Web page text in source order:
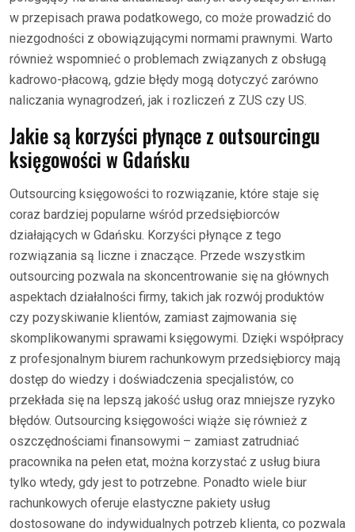
w przepisach prawa podatkowego, co może prowadzić do
niezgodności z obowiązującymi normami prawnymi. Warto
również wspomnieć o problemach związanych z obsługą
kadrowo-płacową, gdzie błędy mogą dotyczyć zarówno
naliczania wynagrodzeń, jak i rozliczeń z ZUS czy US.
Jakie są korzyści płynące z outsourcingu
księgowości w Gdańsku
Outsourcing księgowości to rozwiązanie, które staje się
coraz bardziej popularne wśród przedsiębiorców
działających w Gdańsku. Korzyści płynące z tego
rozwiązania są liczne i znaczące. Przede wszystkim
outsourcing pozwala na skoncentrowanie się na głównych
aspektach działalności firmy, takich jak rozwój produktów
czy pozyskiwanie klientów, zamiast zajmowania się
skomplikowanymi sprawami księgowymi. Dzięki współpracy
z profesjonalnym biurem rachunkowym przedsiębiorcy mają
dostęp do wiedzy i doświadczenia specjalistów, co
przekłada się na lepszą jakość usług oraz mniejsze ryzyko
błędów. Outsourcing księgowości wiąże się również z
oszczędnościami finansowymi – zamiast zatrudniać
pracownika na pełen etat, można korzystać z usług biura
tylko wtedy, gdy jest to potrzebne. Ponadto wiele biur
rachunkowych oferuje elastyczne pakiety usług
dostosowane do indywidualnych potrzeb klienta, co pozwala